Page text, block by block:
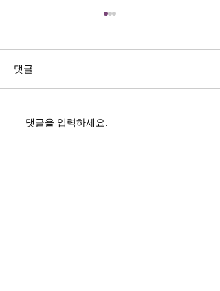
쓰러지는데는 이유가 있다 (사
댓글
댓글을 입력하세요.